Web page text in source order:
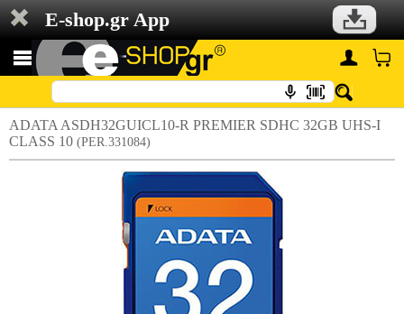
E-shop.gr App
ADATA ASDH32GUICL10-R PREMIER SDHC 32GB UHS-I
CLASS 10 (PER.331084)